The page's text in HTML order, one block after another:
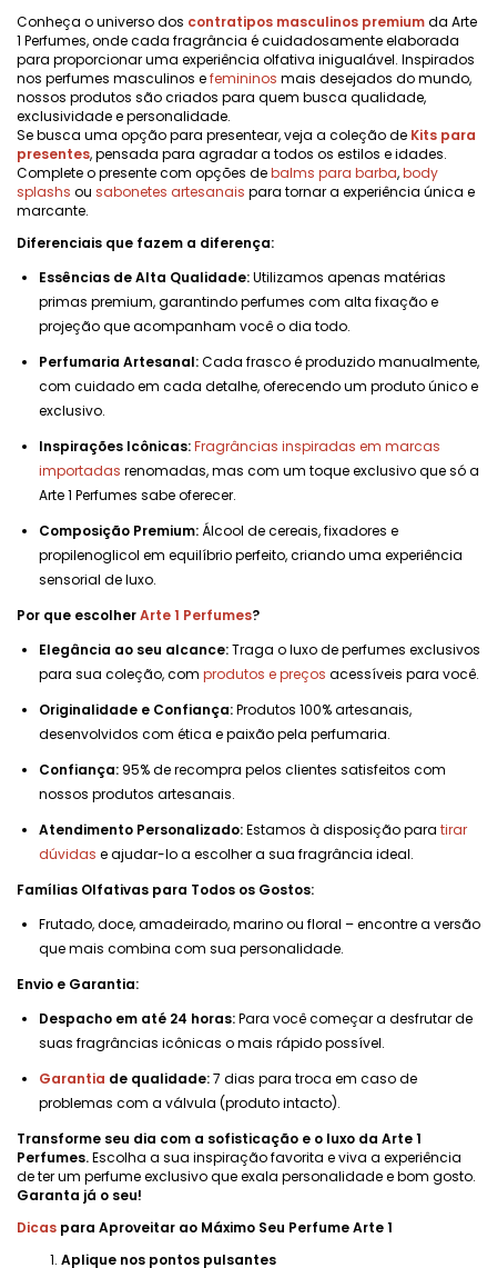
Conheça o universo dos contratipos masculinos premiumda Arte
1 Perfumes, onde cada fragrância é cuidadosamente elaborada
para proporcionar uma experiência olfativa inigualável. Inspirados
nos perfumes masculinos efemininos mais desejados do mundo,
nossos produtos são criados para quem busca qualidade,
exclusividade e personalidade.
Se busca uma opção para presentear, veja a coleção de Kits para
presentes, pensada para agradar a todos os estilos e idades.
Complete o presente com opções debalms para barba,body
splashs ou sabonetes artesanais para tornar a experiência única e
marcante.
Diferenciais que fazem a diferença:
Essências de Alta Qualidade:Utilizamos apenas matérias
primas premium, garantindo perfumes com alta fixação e
projeção que acompanham você o dia todo.
Perfumaria Artesanal:Cada frasco é produzido manualmente,
com cuidado em cada detalhe, oferecendo um produto único e
exclusivo.
Inspirações Icônicas:Fragrâncias inspiradas em marcas
importadas renomadas, mas com um toque exclusivo que só a
Arte 1 Perfumes sabe oferecer.
Composição Premium:Álcool de cereais, fixadores e
propilenoglicol em equilíbrio perfeito, criando uma experiência
sensorial de luxo.
Por que escolherArte 1 Perfumes?
Elegância ao seu alcance:Traga o luxo de perfumes exclusivos
para sua coleção, com produtos e preços acessíveis para você.
Originalidade e Confiança:Produtos 100% artesanais,
desenvolvidos com ética e paixão pela perfumaria.
Confiança: 95% de recompra pelos clientes satisfeitos com
nossos produtos artesanais.
Atendimento Personalizado:Estamos à disposição para tirar
dúvidas e ajudar-lo a escolher a sua fragrância ideal.
Famílias Olfativas para Todos os Gostos:
Frutado, doce, amadeirado, marino ou floral – encontre a versão
que mais combina com sua personalidade.
Envio e Garantia:
Despacho em até 24 horas:Para você começar a desfrutar de
suas fragrâncias icônicas o mais rápido possível.
Garantia de qualidade:7 dias para troca em caso de
problemas com a válvula (produto intacto).
Transforme seu dia com a sofisticação e o luxo da Arte 1
Perfumes.Escolha a sua inspiração favorita e viva a experiência
de ter um perfume exclusivo que exala personalidade e bom gosto.
Garanta já o seu!
Dicas para Aproveitar ao Máximo Seu Perfume Arte 1
Aplique nos pontos pulsantes